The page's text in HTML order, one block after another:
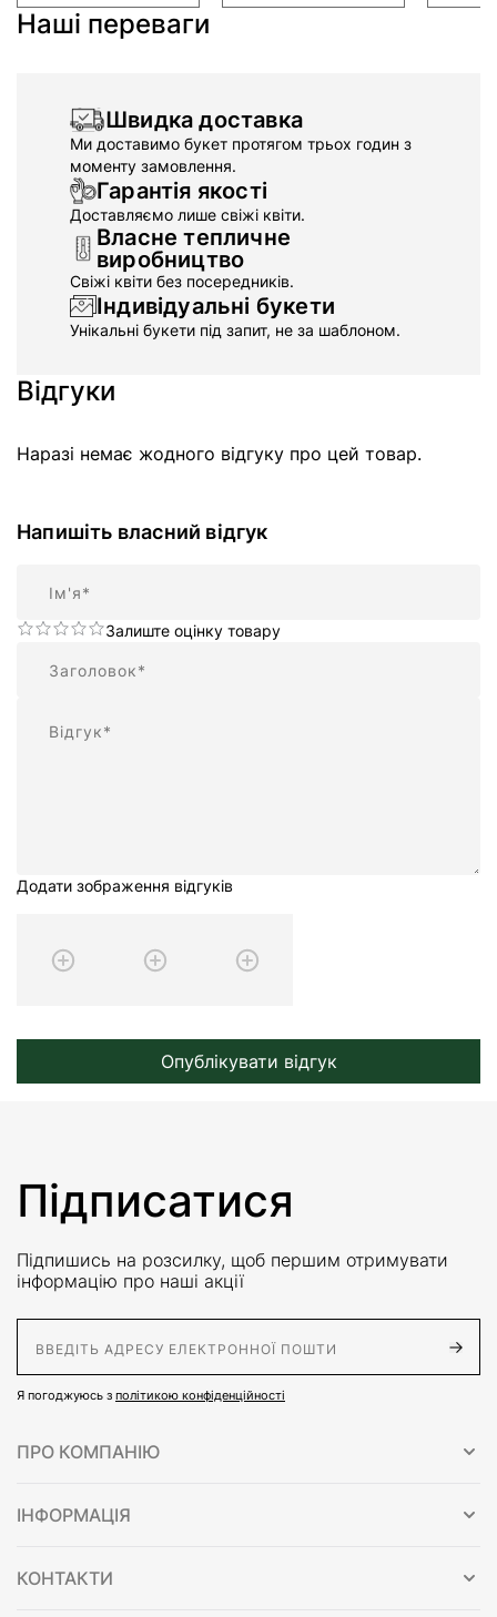
Наші переваги
Швидка доставка
Ми доставимо букет протягом трьох годин з
моменту замовлення.
Гарантія якості
Доставляємо лише свіжі квіти.
Власне тепличне
виробництво
Свіжі квіти без посередників.
Індивідуальні букети
Унікальні букети під запит, не за шаблоном.
Відгуки
Наразі немає жодного відгуку про цей товар.
Напишіть власний відгук
Залиште оцінку товару
Додати зображення відгуків
Опублікувати відгук
Підписатися
Підпишись на розсилку, щоб першим отримувати
інформацію про наші акції
Я погоджуюсь з політикою конфіденційності
ПРО КОМПАНІЮ
ІНФОРМАЦІЯ
КОНТАКТИ